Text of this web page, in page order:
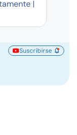
|
Suscribirse